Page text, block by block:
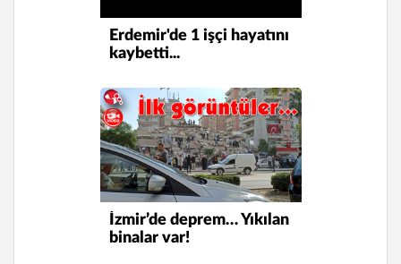
Erdemir'de 1 işçi hayatını
kaybetti...
İzmir’de deprem… Yıkılan
binalar var!